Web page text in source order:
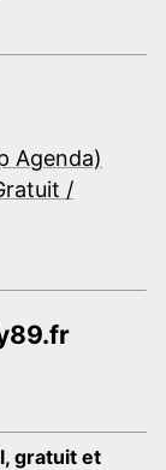
Agenda)
/
gratuit et